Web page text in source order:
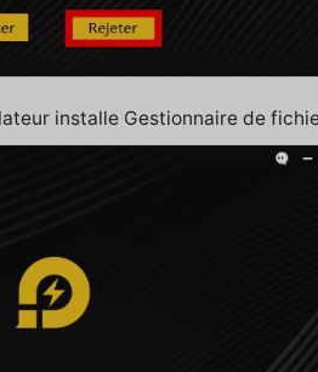
installe Gestionnaire de